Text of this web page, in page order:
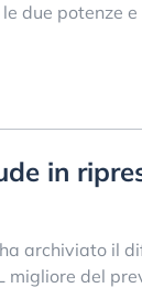
due potenze e
in
archiviato il
migliore del